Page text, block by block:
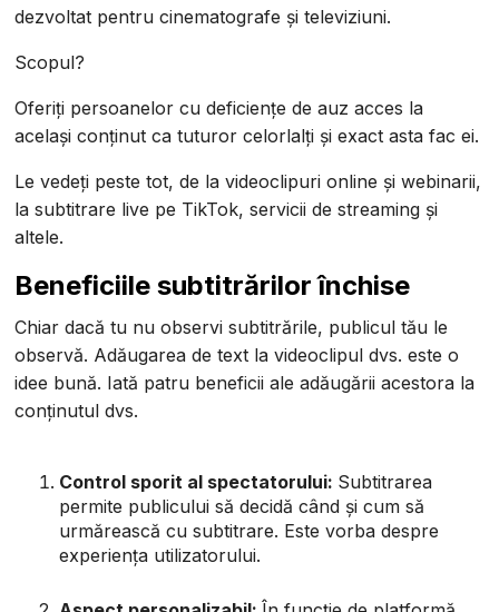
dezvoltat pentru cinematografe și televiziuni.
Scopul?
Oferiți persoanelor cu deficiențe de auz acces la
același conținut ca tuturor celorlalți și exact asta fac ei.
Le vedeți peste tot, de la videoclipuri online și webinarii,
la subtitrare live pe TikTok, servicii de streaming și
altele.
Beneficiile subtitrărilor închise
Chiar dacă tu nu observi subtitrările, publicul tău le
observă. Adăugarea de text la videoclipul dvs. este o
idee bună. Iată patru beneficii ale adăugării acestora la
conținutul dvs.
Control sporit al spectatorului: Subtitrarea
permite publicului să decidă când și cum să
urmărească cu subtitrare. Este vorba despre
experiența utilizatorului.